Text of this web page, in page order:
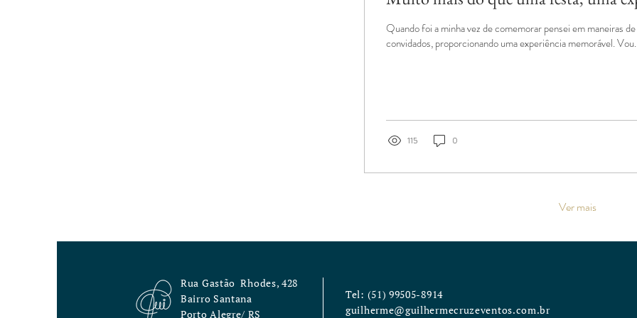
Quando foi a minha vez de comemorar pensei em maneiras de surpreender os meus
convidados, proporcionando uma experiência memorável.
115 0
Ver mais
Rua GastãoRhodes, 428
Bairro Santana
Porto Alegre/ RS
Tel: (51) 99505-8914
guilherme@guilhermecruzeventos.com.br